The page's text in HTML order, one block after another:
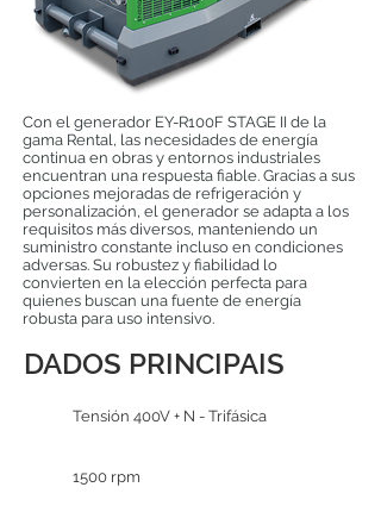
Con el generador EY-R100F STAGE II de la
gama Rental, las necesidades de energía
continua en obras y entornos industriales
encuentran una respuesta fiable. Gracias a sus
opciones mejoradas de refrigeración y
personalización, el generador se adapta a los
requisitos más diversos, manteniendo un
suministro constante incluso en condiciones
adversas. Su robustez y fiabilidad lo
convierten en la elección perfecta para
quienes buscan una fuente de energía
robusta para uso intensivo.
DADOS PRINCIPAIS
Tensión 400V + N - Trifásica
1500 rpm